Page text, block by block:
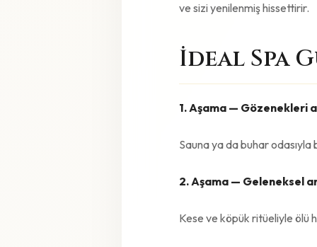
ve sizi yenilenmiş hissettirir.
İdeal Spa
1. Aşama — Gözenekleri
Sauna ya da buhar odasıyla
2. Aşama — Geleneksel
Kese ve köpük ritüeliyle ölü